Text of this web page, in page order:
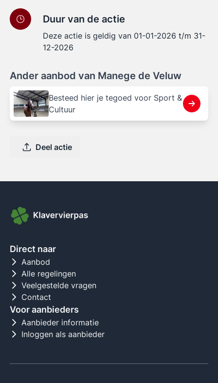
Duur van de actie
Deze actie is geldig van 01-01-2026 t/m 31-
12-2026
Ander aanbod van Manege de Veluw
Besteed hier je tegoed voor Sport &
Cultuur
Deel actie
Direct naar
Aanbod
Alle regelingen
Veelgestelde vragen
Contact
Voor aanbieders
Aanbieder informatie
Inloggen als aanbieder